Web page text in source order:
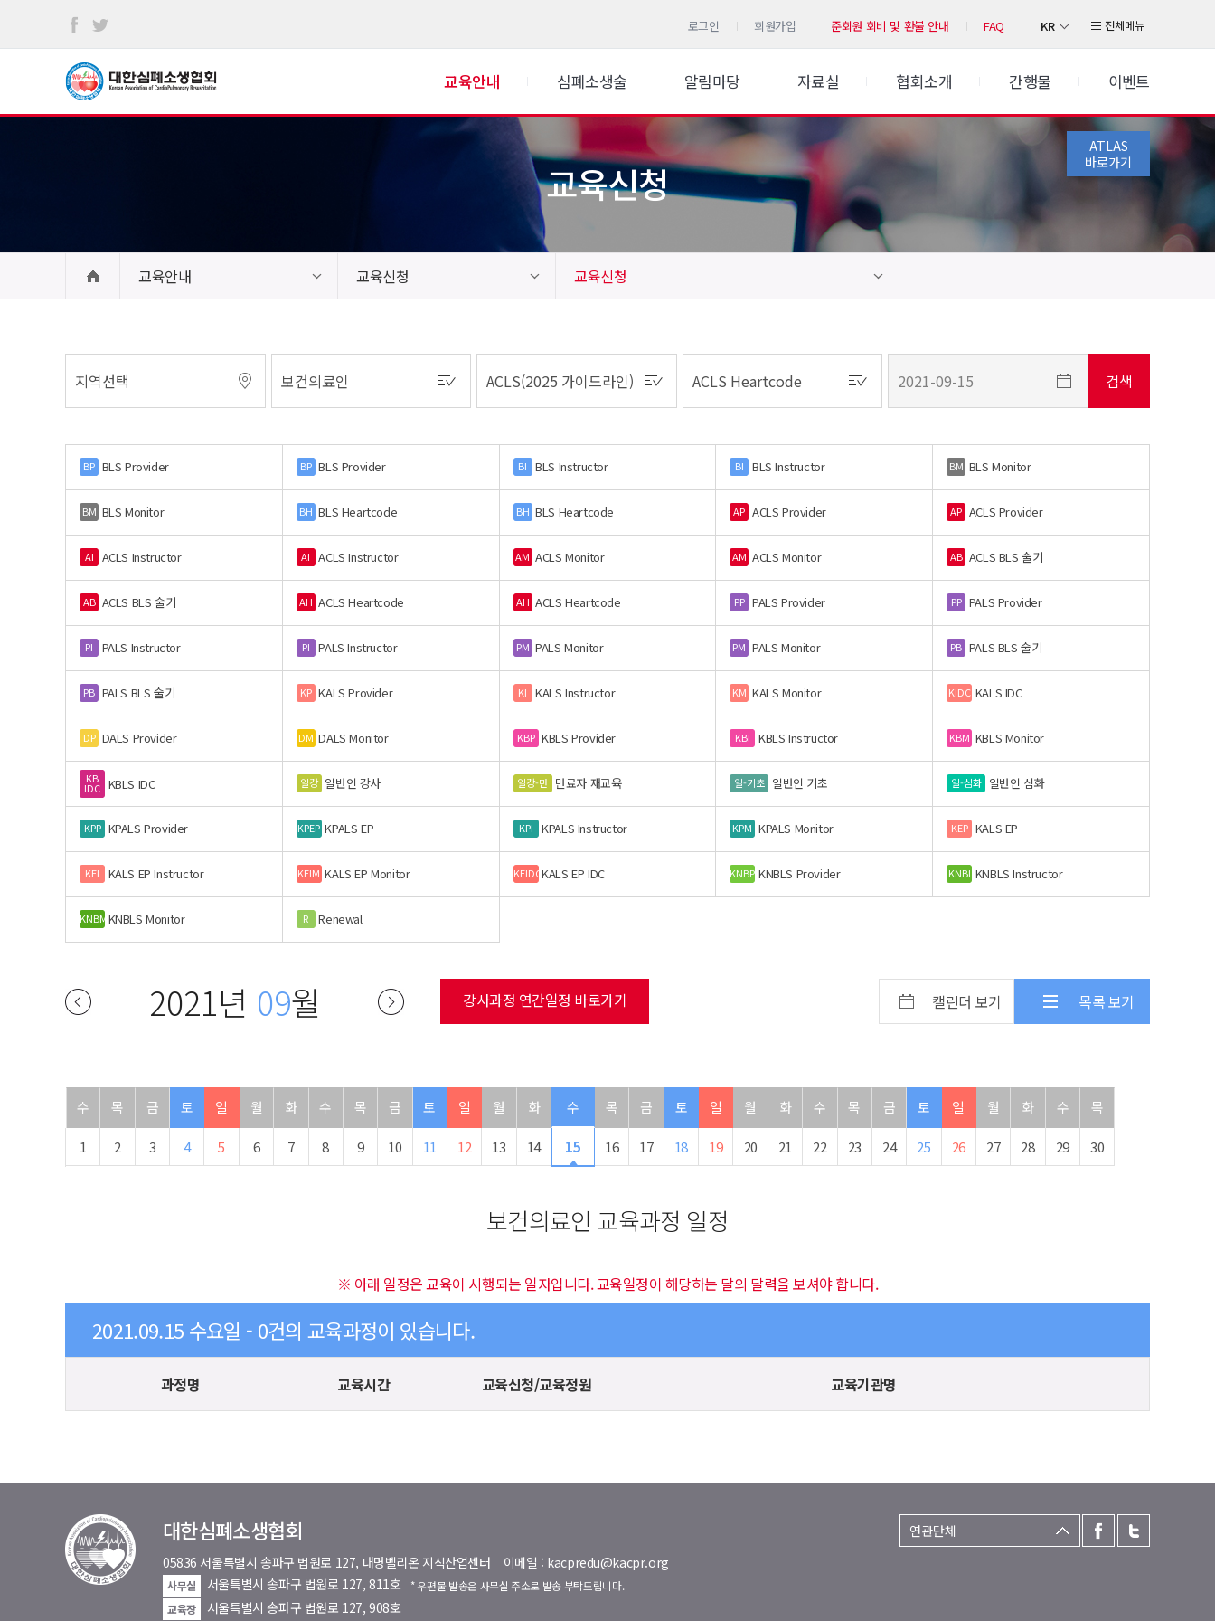
로그인 회원가입 준회원 회비 및 환불 안내 FAQ KR 전체메뉴
교육안내 심폐소생술 알림마당 자료실 협회소개 간행물 이벤트
ATLAS
바로가기
교육신청
교육안내 교육신청 교육신청
BP BLS Provider BP BLS Provider BI BLS Instructor BI BLS Instructor BM BLS Monitor
BM BLS Monitor BH BLS Heartcode BH BLS Heartcode AP ACLS Provider AP ACLS Provider
AI ACLS Instructor AI ACLS Instructor AM ACLS Monitor AM ACLS Monitor AB ACLS BLS 술기
AB ACLS BLS 술기 AH ACLS Heartcode AH ACLS Heartcode PP PALS Provider PP PALS Provider
PI PALS Instructor PI PALS Instructor PM PALS Monitor PM PALS Monitor PB PALS BLS 술기
PB PALS BLS 술기 KP KALS Provider KI KALS Instructor KM KALS Monitor KIDC KALS IDC
DP DALS Provider DM DALS Monitor KBP KBLS Provider KBI KBLS Instructor KBM KBLS Monitor
KB
IDC KBLS IDC 일강 일반인 강사 일강-만 만료자 재교육 일-기초 일반인 기초 일-심화 일반인 심화
KPP KPALS Provider KPEP KPALS EP KPI KPALS Instructor KPM KPALS Monitor KEP KALS EP
KEI KALS EP Instructor KEIM KALS EP Monitor KEIDCKALS EP IDC KNBP KNBLS Provider KNBI KNBLS Instructor
KNBM KNBLS Monitor R Renewal
2021년 09월 강사과정 연간일정 바로가기 캘린더 보기 목록 보기
수 목 금 토 일 월 화 수 목 금 토 일 월 화 수 목 금 토 일 월 화 수 목 금 토 일 월 화 수 목
1 2 3 4 5 6 7 8 9 10 11 12 13 14 15 16 17 18 19 20 21 22 23 24 25 26 27 28 29 30
보건의료인 교육과정 일정
※ 아래 일정은 교육이 시행되는 일자입니다. 교육일정이 해당하는 달의 달력을 보셔야 합니다.
2021.09.15 수요일 - 0건의 교육과정이 있습니다.
과정명 교육시간 교육신청/교육정원 교육기관명
대한심폐소생협회
05836 서울특별시 송파구 법원로 127, 대명벨리온 지식산업센터 이메일 : kacpredu@kacpr.org
사무실 서울특별시 송파구 법원로 127, 811호
* 우편물 발송은 사무실 주소로 발송 부탁드립니다.
교육장
서울특별시 송파구 법원로 127, 908호